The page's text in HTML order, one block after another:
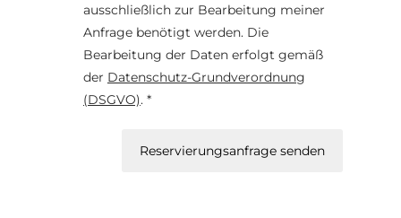
ausschließlich zur Bearbeitung meiner
Anfrage benötigt werden. Die
Bearbeitung der Daten erfolgt gemäß
der Datenschutz-Grundverordnung
(DSGVO). *
Reservierungsanfrage senden